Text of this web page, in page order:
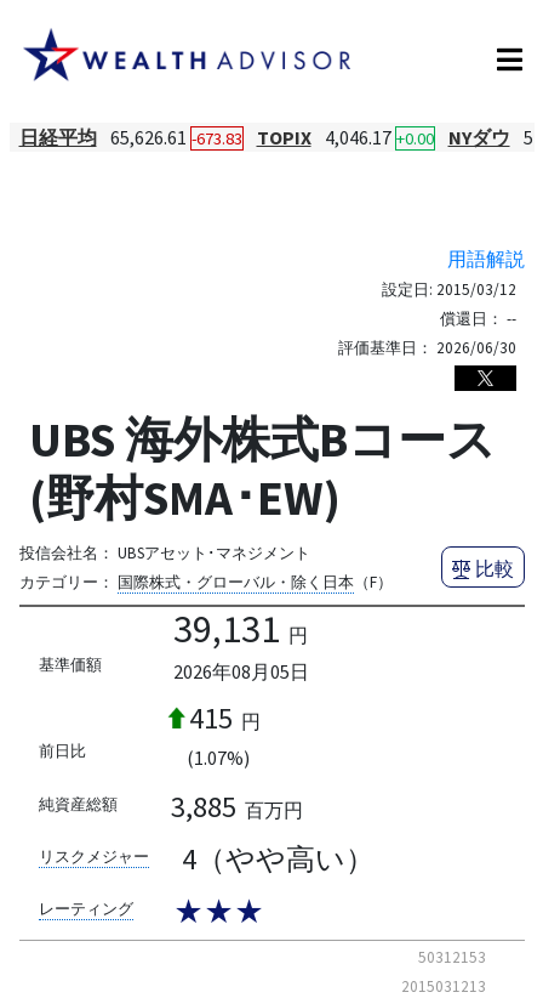
日経平均 65,626.61 -673.83 TOPIX 4,046.17 +0.00 NYダウ
用語解説
設定日: 2015/03/12
償還日： --
評価基準日： 2026/06/30
UBS 海外株式Bコース
(野村SMA･EW)
投信会社名： UBSアセット･マネジメント
カテゴリー： 国際株式・グローバル・除く日本（F）
比較
基準価額
39,131 円
2026年08月05日
前日比
415 円
(1.07%)
純資産総額 3,885 百万円
リスクメジャー 4（やや高い）
レーティング ★★★
50312153
2015031213